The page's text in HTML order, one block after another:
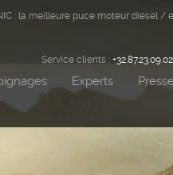
Experts
: la meilleure puce moteur diesel /
Service clients : +32.87.23.09.02